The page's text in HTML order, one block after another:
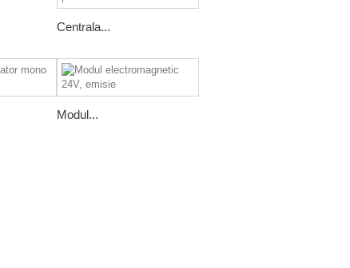
Centrala...
Modul...